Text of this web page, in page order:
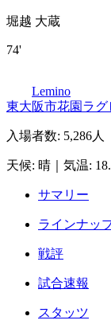
堀越 大蔵
74'
Lemino
東大阪市花園ラグ
入場者数: 5,286人
天候: 晴 気温:
サマリー
ラインナッ
戦評
試合速報
スタッツ